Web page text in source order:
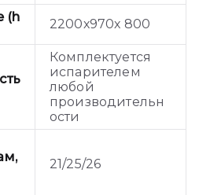
(h
2200х970х 800
Комплектуется
испарителем
любой
производительн
ости
21/25/26